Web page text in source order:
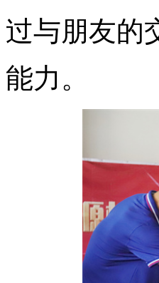
过与朋友的
能力。